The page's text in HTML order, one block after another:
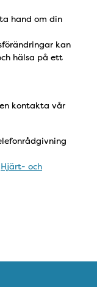
hand om din
kan
hälsa på ett
kontakta vår
Hjärt- och